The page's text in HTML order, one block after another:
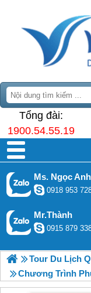
Tổng đài:
1900.54.55.19
Ms. Ngọc Anh
0918 953
Mr.Thành
0915 879
Tour Du Lịch
Chương Trình Phú